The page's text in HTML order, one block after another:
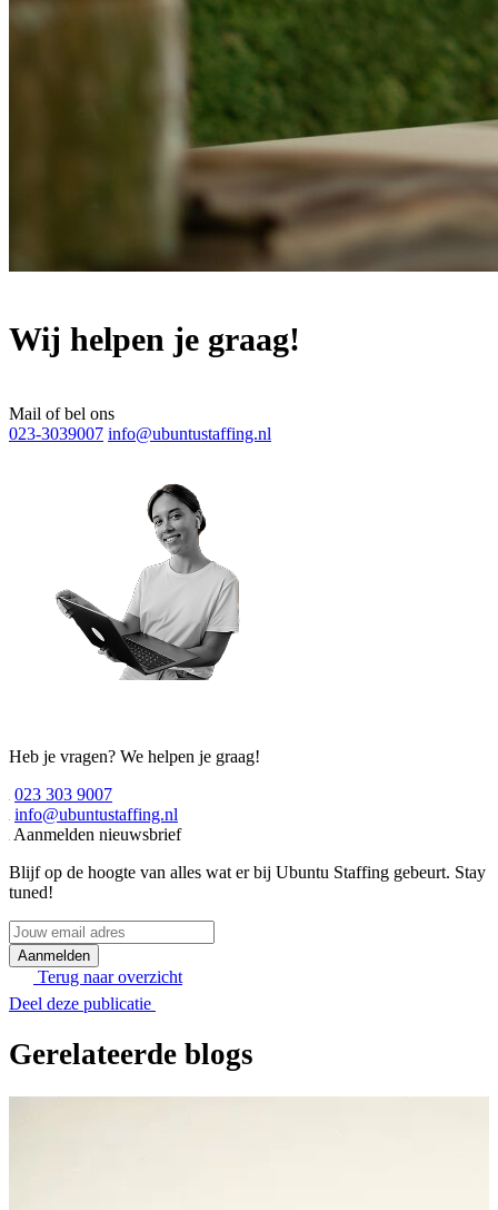
Wij helpen je graag!
Mail of bel ons
023-3039007 info@ubuntustaffing.nl
Heb je vragen? We helpen je graag!
023 303 9007
info@ubuntustaffing.nl
Aanmelden nieuwsbrief
Blijf op de hoogte van alles wat er bij Ubuntu Staffing gebeurt. Stay
tuned!
Jouw
email
adresTerug naar overzicht
Deel deze publicatie
Gerelateerde blogs